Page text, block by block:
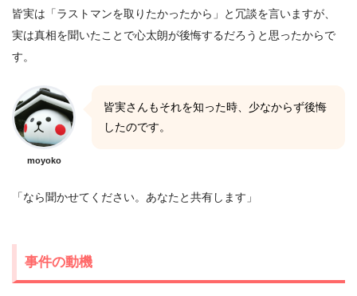
皆実は「ラストマンを取りたかったから」と冗談を言いますが、
実は真相を聞いたことで心太朗が後悔するだろうと思ったからで
す。
moyoko
皆実さんもそれを知った時、少なからず後悔
したのです。
「なら聞かせてください。あなたと共有します」
事件の動機